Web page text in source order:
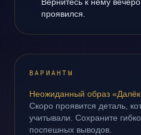
проявился.
ВАРИАНТЫ
Неожиданный образ
Скоро проявится деталь,
учитывали. Сохраните
поспешных выводов.